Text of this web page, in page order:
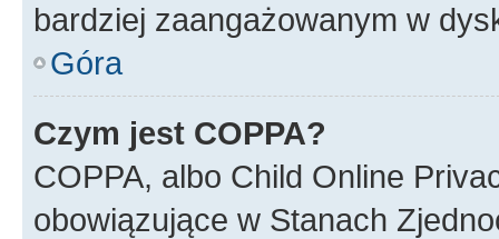
bardziej zaangażowanym w
Góra
Czym jest COPPA?
COPPA, albo Child Online
obowiązujące w Stanach